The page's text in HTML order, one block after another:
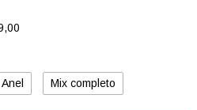
Anel Mix completo